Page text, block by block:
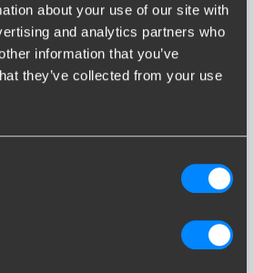
about your use of our site with
and analytics partners who
information that you’ve
they’ve collected from your use
GIULIETTA